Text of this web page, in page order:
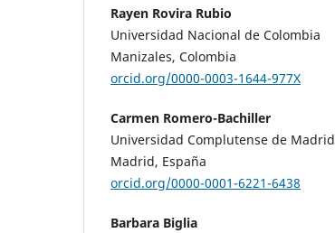
Rayen Rovira Rubio
Universidad Nacional de Colombia
Manizales, Colombia
orcid.org/0000-0003-1644-977X
Carmen Romero-Bachiller
Universidad Complutense de Madrid
Madrid, España
orcid.org/0000-0001-6221-6438
Barbara Biglia